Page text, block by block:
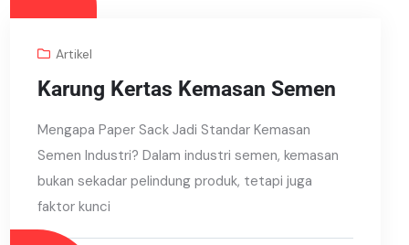
Artikel
Karung Kertas Kemasan Semen
Mengapa Paper Sack Jadi Standar Kemasan
Semen Industri? Dalam industri semen, kemasan
bukan sekadar pelindung produk, tetapi juga
faktor kunci